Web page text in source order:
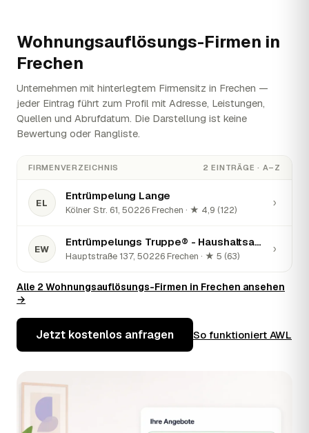
Wohnungsauflösungs-Firmen in
Frechen
Unternehmen mit hinterlegtem Firmensitz in Frechen —
jeder Eintrag führt zum Profil mit Adresse, Leistungen,
Quellen und Abrufdatum. Die Darstellung ist keine
Bewertung oder Rangliste.
FIRMENVERZEICHNIS 2 EINTRÄGE · A–Z
EL
Entrümpelung Lange
Kölner Str. 61, 50226 Frechen · ★ 4,9 (122)
›
EW
Entrümpelungs Truppe® - Haushaltsauflösung, Entrümpelung, Wohnungsauflösung
Hauptstraße 137, 50226 Frechen · ★ 5 (63)
›
Alle 2 Wohnungsauflösungs-Firmen in Frechen ansehen
→
Jetzt kostenlos anfragen So funktioniert AWL